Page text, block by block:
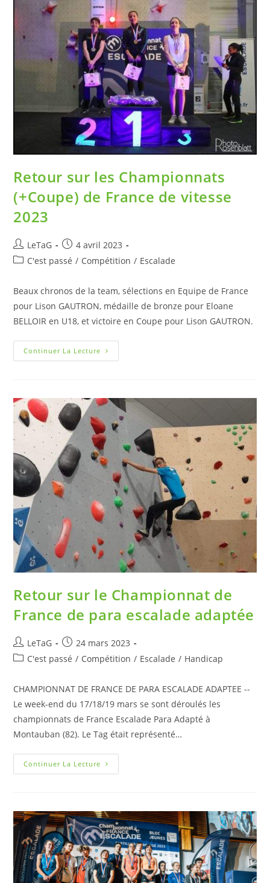
Retour sur les Championnats
(+Coupe) de France de vitesse
2023
LeTaG
4 avril 2023
C'est passé / Compétition / Escalade
Beaux chronos de la team, sélections en Equipe de France
pour Lison GAUTRON, médaille de bronze pour Eloane
BELLOIR en U18, et victoire en Coupe pour Lison GAUTRON.
Continuer La Lecture
Retour sur le Championnat de
France de para escalade adaptée
LeTaG
24 mars 2023
C'est passé / Compétition / Escalade / Handicap
CHAMPIONNAT DE FRANCE DE PARA ESCALADE ADAPTEE --
Le week-end du 17/18/19 mars se sont déroulés les
championnats de France Escalade Para Adapté à
Montauban (82). Le Tag était représenté…
Continuer La Lecture